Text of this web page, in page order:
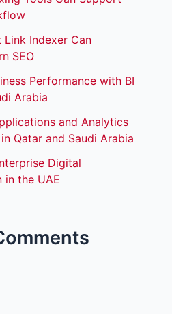
Link Indexer Can
SEO
Performance with BI
Arabia
and Analytics
Qatar and Saudi Arabia
Digital
in the UAE